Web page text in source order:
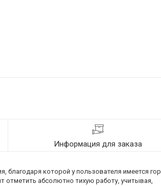
Информация для заказа
благодаря которой у пользователя имеется
абсолютно тихую работу, учитывая,